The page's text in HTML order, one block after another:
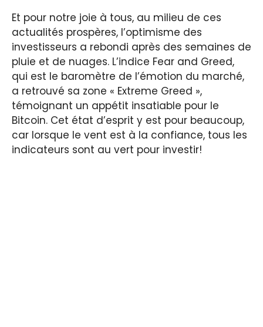
Et pour notre joie à tous, au milieu de ces
actualités prospères, l’optimisme des
investisseurs a rebondi après des semaines de
pluie et de nuages. L’indice Fear and Greed,
qui est le baromètre de l’émotion du marché,
a retrouvé sa zone « Extreme Greed »,
témoignant un appétit insatiable pour le
Bitcoin. Cet état d’esprit y est pour beaucoup,
car lorsque le vent est à la confiance, tous les
indicateurs sont au vert pour investir!